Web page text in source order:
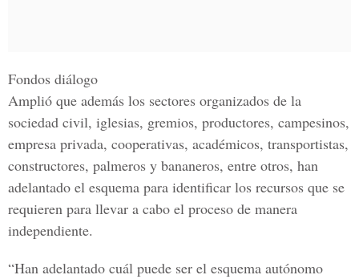
Fondos diálogo
Amplió que además los sectores organizados de la
sociedad civil, iglesias, gremios, productores, campesinos,
empresa privada, cooperativas, académicos, transportistas,
constructores, palmeros y bananeros, entre otros, han
adelantado el esquema para identificar los recursos que se
requieren para llevar a cabo el proceso de manera
independiente.
“Han adelantado cuál puede ser el esquema autónomo